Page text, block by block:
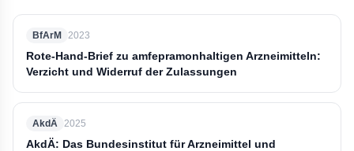
BfArM 2023
Rote-Hand-Brief zu amfepramonhaltigen Arzneimitteln:
Verzicht und Widerruf der Zulassungen
AkdÄ 2025
AkdÄ: Das Bundesinstitut für Arzneimittel und